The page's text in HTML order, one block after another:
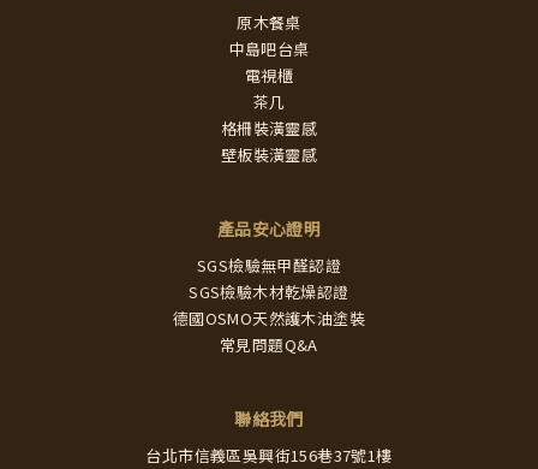
原木餐桌
中島吧台桌
電視櫃
茶几
格柵裝潢靈感
壁板裝潢靈感
產品安心證明
SGS檢驗無甲醛認證
SGS檢驗木材乾燥認證
德國OSMO天然護木油塗裝
常見問題Q&A
聯絡我們
台北市信義區吳興街156巷37號1樓